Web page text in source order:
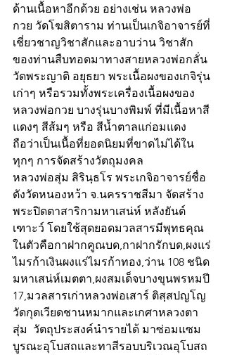
ด้านเนื้อหาอีกด้วย อย่างเช่น หลวงพ่อ
กวย วัดโฆสิตาราม ท่านเป็นเกจิอาจารย์ที่
เชี่ยวชาญวิชาสักและอาบว่าน วิชาสัก
ของท่านสืบทอดมาทางสายหลวงพ่อกลั่น
วัดพระญาติ อยุธยา พระเนื้อผงของเกจิรุ่น
เก่าๆ หรือรวมทั้งพระเครื่องเนื้อผงของ
หลวงพ่อกวย บางรุ่นบางพิมพ์ ที่มีเนื้อหาสี
แดงๆ สีส้มๆ หรือ สีน้ำตาลแก่อมแดง
ถือว่าเป็นเนื้อที่ยอดนิยมที่ขาดไม่ได้ใน
ทุกๆ การจัดสร้างวัตถุมงคล
หลวงพ่อสุ่ม สิรินฺธโร พระเกจิอาจารย์ชื่อ
ดังวัดหนองหว้า จ.นครราชสีมา จัดสร้าง
พระปิดตาสาริกามหาเสน่ห์ หลังยันต์
เฑาะว์ โดยใช้สุดยอดมวลสารมีพุทธคุณ
ในตัวคือกาฝากคูณบด,กาฝากรักบด,ผงแร่
ไมรก้าเงินผงแร่ไมรก้าทอง,ว่าน 108 ชนิด
มหาเสน่ห์เมตตา,ผงสมเด็จบางขุนพรหมปี
17,มวลสารเก่าหลวงพ่อเสาร์ ติสฺสปญโญ
วัดกุดเวียดชานหมากและเกศาหลวงตา
สุ่ม  วัตถุประสงค์นำรายได้ มาซ่อมแซม
บูรณะอุโบสถเเละทาสีรอบบริเวณอุโบสถ